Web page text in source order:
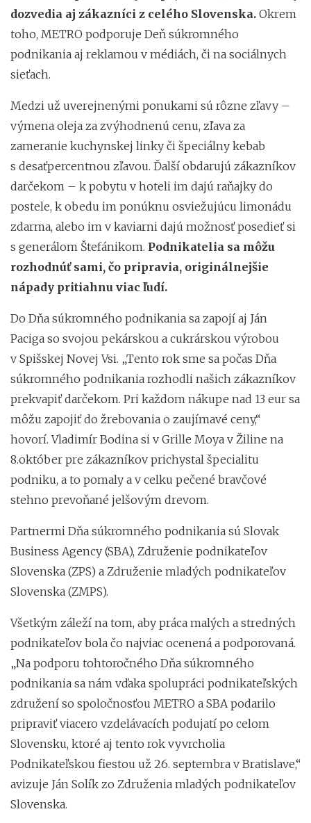
dozvedia aj zákazníci z celého Slovenska. Okrem
toho, METRO podporuje Deň súkromného
podnikania aj reklamou v médiách, či na sociálnych
sieťach.
Medzi už uverejnenými ponukami sú rôzne zľavy –
výmena oleja za zvýhodnenú cenu, zľava za
zameranie kuchynskej linky či špeciálny kebab
s desaťpercentnou zľavou. Ďalší obdarujú zákazníkov
darčekom – k pobytu v hoteli im dajú raňajky do
postele, k obedu im ponúknu osviežujúcu limonádu
zdarma, alebo im v kaviarni dajú možnosť posedieť si
s generálom Štefánikom. Podnikatelia sa môžu
rozhodnúť sami, čo pripravia, originálnejšie
nápady pritiahnu viac ľudí.
Do Dňa súkromného podnikania sa zapojí aj Ján
Paciga so svojou pekárskou a cukrárskou výrobou
v Spišskej Novej Vsi. „Tento rok sme sa počas Dňa
súkromného podnikania rozhodli našich zákazníkov
prekvapiť darčekom. Pri každom nákupe nad 13 eur sa
môžu zapojiť do žrebovania o zaujímavé ceny,“
hovorí. Vladimír Bodina si v Grille Moya v Žiline na
8.október pre zákazníkov prichystal špecialitu
podniku, a to pomaly a v celku pečené bravčové
stehno prevoňané jelšovým drevom.
Partnermi Dňa súkromného podnikania sú Slovak
Business Agency (SBA), Združenie podnikateľov
Slovenska (ZPS) a Združenie mladých podnikateľov
Slovenska (ZMPS).
Všetkým záleží na tom, aby práca malých a stredných
podnikateľov bola čo najviac ocenená a podporovaná.
„Na podporu tohtoročného Dňa súkromného
podnikania sa nám vďaka spolupráci podnikateľských
združení so spoločnosťou METRO a SBA podarilo
pripraviť viacero vzdelávacích podujatí po celom
Slovensku, ktoré aj tento rok vyvrcholia
Podnikateľskou fiestou už 26. septembra v Bratislave,“
avizuje Ján Solík zo Združenia mladých podnikateľov
Slovenska.